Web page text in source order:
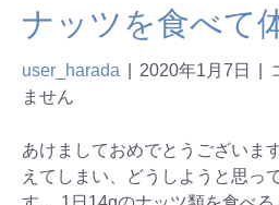
ナッツを食べて
user_harada 2020年1月7日
ません
あけましておめでとうございま
えてしまい、どうしようと思っ